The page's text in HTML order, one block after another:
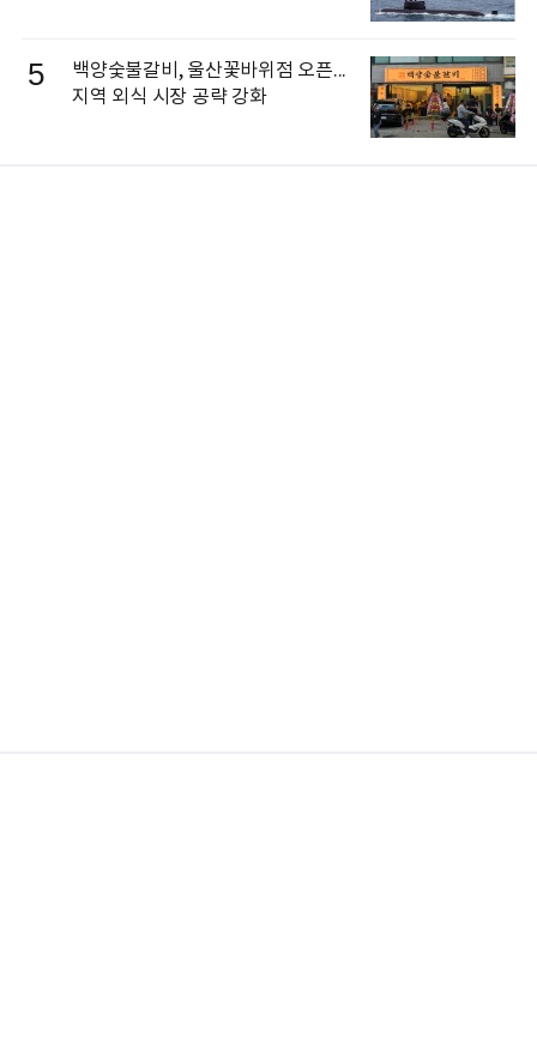
5
백양숯불갈비, 울산꽃바위점 오픈...
지역 외식 시장 공략 강화